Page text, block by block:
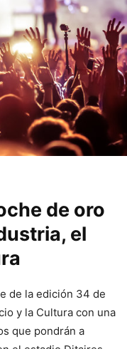
de oro
el
de la edición 34 de
y la Cultura con una
que pondrán a